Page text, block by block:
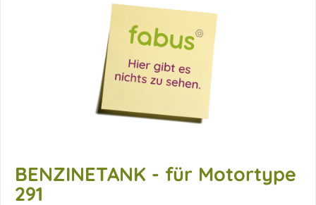
BENZINETANK - für Motortype
291